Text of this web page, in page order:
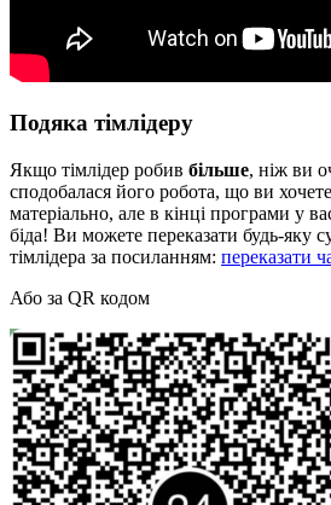
Подяка тімлідеру
Якщо тімлідер робив більше, ніж ви
сподобалася його робота, що ви
матеріально, але в кінці програми у
біда! Ви можете переказати будь-яку
тімлідера за посиланням: переказати
Або за QR кодом